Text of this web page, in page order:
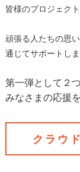
皆様のプロジェク
頑張る人たちの思
通じてサポートしま
第一弾として２
みなさまの応援
クラウ